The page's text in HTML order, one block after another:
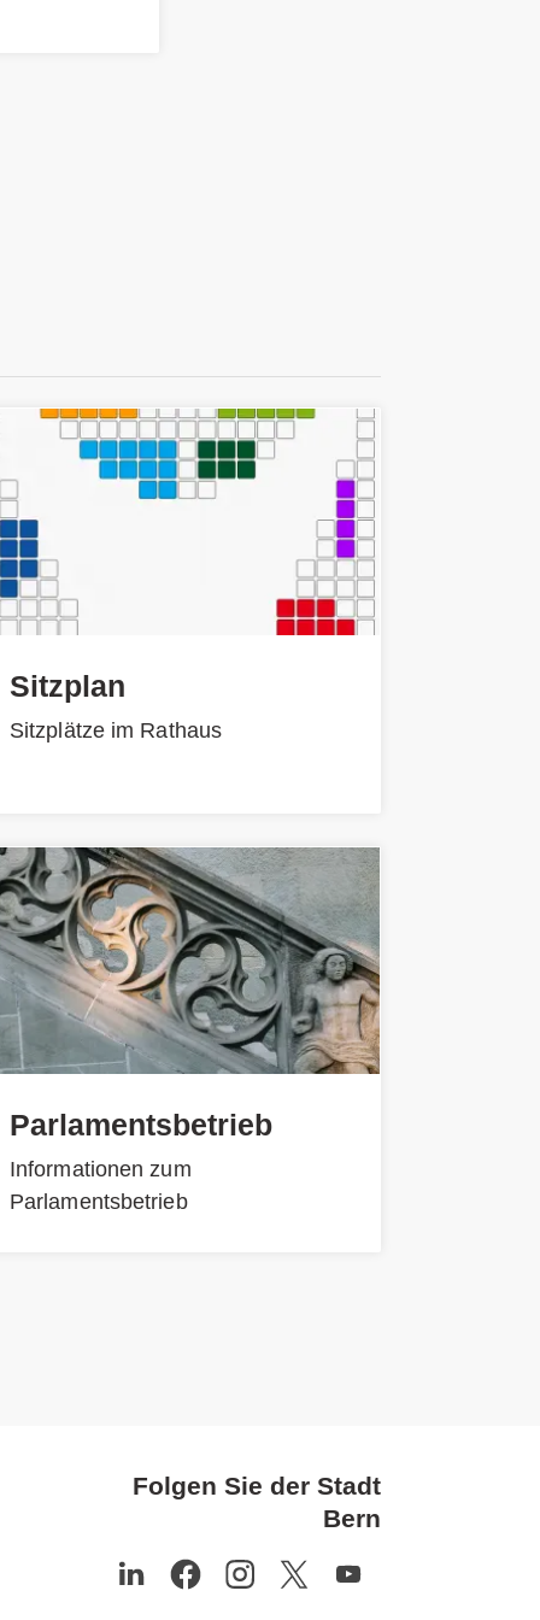
Sitzplan
Sitzplätze im Rathaus
Parlamentsbetrieb
Informationen zum
Parlamentsbetrieb
Folgen Sie der Stadt
Bern